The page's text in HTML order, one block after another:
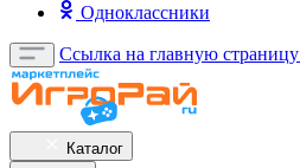
Одноклассники
Ссылка на главную страницу
Каталог